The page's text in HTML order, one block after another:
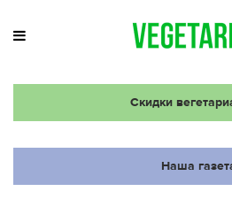
Скидки
Наша